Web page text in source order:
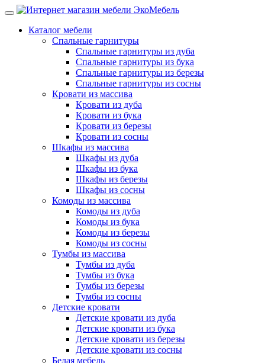
Каталог мебели
Спальные гарнитуры
Спальные гарнитуры из дуба
Спальные гарнитуры из бука
Спальные гарнитуры из березы
Спальные гарнитуры из сосны
Кровати из массива
Кровати из дуба
Кровати из бука
Кровати из березы
Кровати из сосны
Шкафы из массива
Шкафы из дуба
Шкафы из бука
Шкафы из березы
Шкафы из сосны
Комоды из массива
Комоды из дуба
Комоды из бука
Комоды из березы
Комоды из сосны
Тумбы из массива
Тумбы из дуба
Тумбы из бука
Тумбы из березы
Тумбы из сосны
Детские кровати
Детские кровати из дуба
Детские кровати из бука
Детские кровати из березы
Детские кровати из сосны
Белая мебель